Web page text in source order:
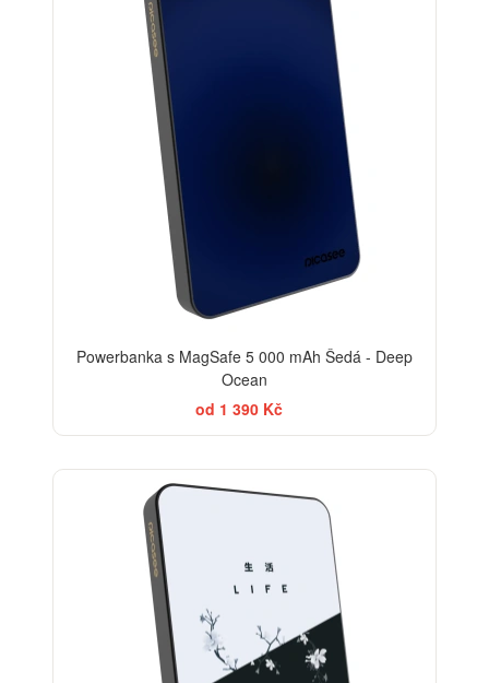
Powerbanka s MagSafe 5 000 mAh Šedá - Deep
Ocean
od 1 390 Kč